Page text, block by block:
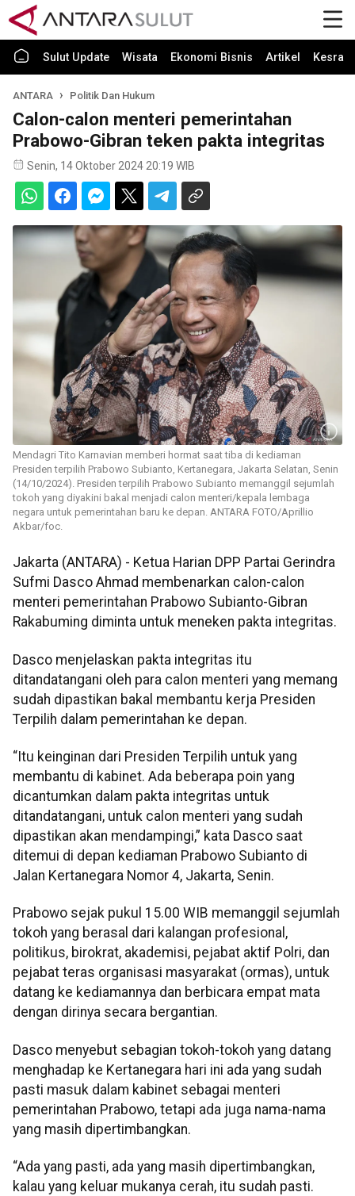
Sulut Update Wisata Ekonomi Bisnis Artikel Kesra
ANTARA Politik Dan Hukum
Calon-calon menteri pemerintahan
Prabowo-Gibran teken pakta integritas
Senin, 14 Oktober 2024 20:19 WIB
Mendagri Tito Karnavian memberi hormat saat tiba di kediaman
Presiden terpilih Prabowo Subianto, Kertanegara, Jakarta Selatan, Senin
(14/10/2024). Presiden terpilih Prabowo Subianto memanggil sejumlah
tokoh yang diyakini bakal menjadi calon menteri/kepala lembaga
negara untuk pemerintahan baru ke depan. ANTARA FOTO/Aprillio
Akbar/foc.
Jakarta (ANTARA) - Ketua Harian DPP Partai Gerindra
Sufmi Dasco Ahmad membenarkan calon-calon
menteri pemerintahan Prabowo Subianto-Gibran
Rakabuming diminta untuk meneken pakta integritas.
Dasco menjelaskan pakta integritas itu
ditandatangani oleh para calon menteri yang memang
sudah dipastikan bakal membantu kerja Presiden
Terpilih dalam pemerintahan ke depan.
“Itu keinginan dari Presiden Terpilih untuk yang
membantu di kabinet. Ada beberapa poin yang
dicantumkan dalam pakta integritas untuk
ditandatangani, untuk calon menteri yang sudah
dipastikan akan mendampingi,” kata Dasco saat
ditemui di depan kediaman Prabowo Subianto di
Jalan Kertanegara Nomor 4, Jakarta, Senin.
Prabowo sejak pukul 15.00 WIB memanggil sejumlah
tokoh yang berasal dari kalangan profesional,
politikus, birokrat, akademisi, pejabat aktif Polri, dan
pejabat teras organisasi masyarakat (ormas), untuk
datang ke kediamannya dan berbicara empat mata
dengan dirinya secara bergantian.
Dasco menyebut sebagian tokoh-tokoh yang datang
menghadap ke Kertanegara hari ini ada yang sudah
pasti masuk dalam kabinet sebagai menteri
pemerintahan Prabowo, tetapi ada juga nama-nama
yang masih dipertimbangkan.
“Ada yang pasti, ada yang masih dipertimbangkan,
kalau yang keluar mukanya cerah, itu sudah pasti.